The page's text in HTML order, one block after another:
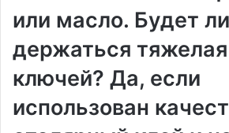
или масло. Будет ли
держаться тяжелая
ключей? Да, если
использован